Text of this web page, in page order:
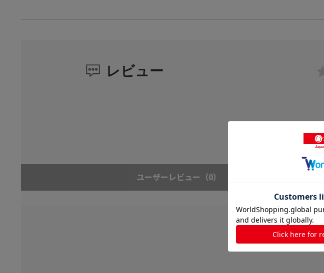
レビュー
ユーザーレビュー （0）
レビュ